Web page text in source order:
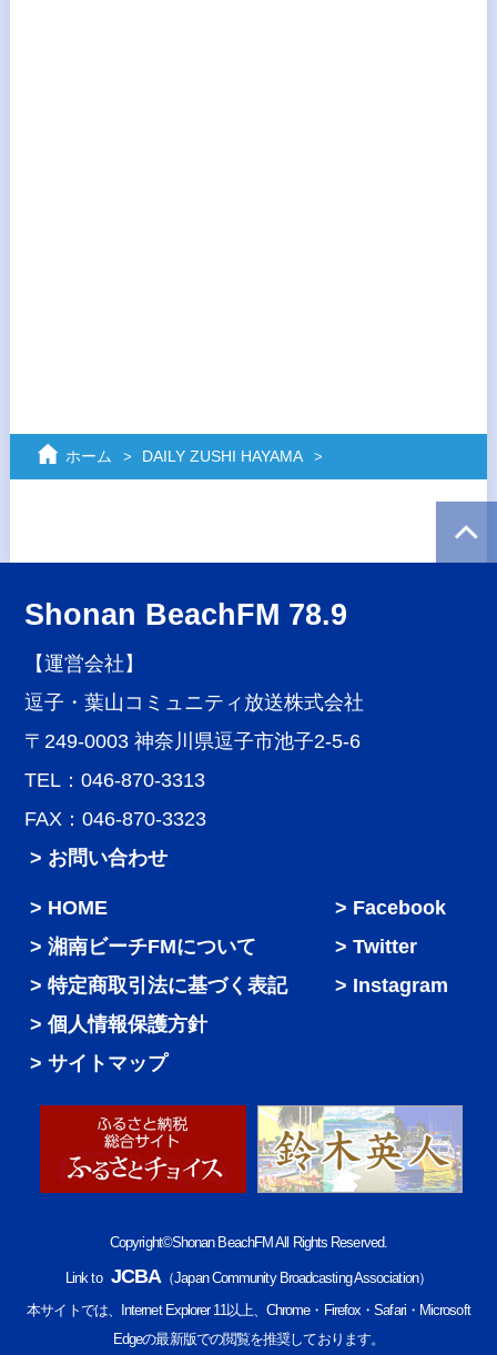
ホーム DAILY ZUSHI HAYAMA
Shonan BeachFM 78.9
【運営会社】
逗子・葉山コミュニティ放送株式会社
〒249-0003 神奈川県逗子市池子2-5-6
TEL：046-870-3313
FAX：046-870-3323
> お問い合わせ
HOME
湘南ビーチFMについて
特定商取引法に基づく表記
個人情報保護方針
サイトマップ
Facebook
Twitter
Instagram
Copyright©Shonan BeachFM All Rights Reserved.
Link to JCBA（Japan Community Broadcasting Association）
本サイトでは、Internet Explorer 11以上、Chrome・Firefox・Safari・Microsoft
Edgeの最新版での閲覧を推奨しております。